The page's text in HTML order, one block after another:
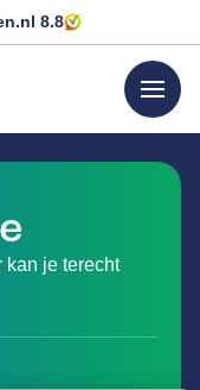
8.8
menu
kan je terecht